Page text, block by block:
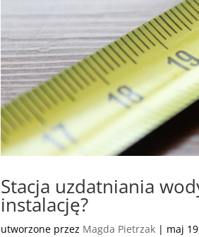
Stacja uzdatniania
instalację?
utworzone przez Magda Pietrzak | maj